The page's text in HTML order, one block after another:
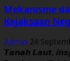
KH
Mekanisme
Kejaksaan
Admin 24
𝙏𝙖𝙣𝙖𝙝 𝙇𝙖𝙪𝙩,